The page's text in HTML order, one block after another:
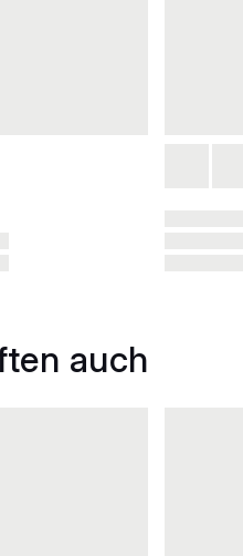
auch